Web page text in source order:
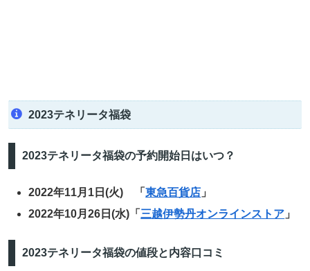
2023テネリータ福袋
2023テネリータ福袋の予約開始日はいつ？
2022年11月1日(火) 「東急百貨店 」
2022年10月26日(水)「 三越伊勢丹オンラインストア 」
2023テネリータ福袋の値段と内容口コミ